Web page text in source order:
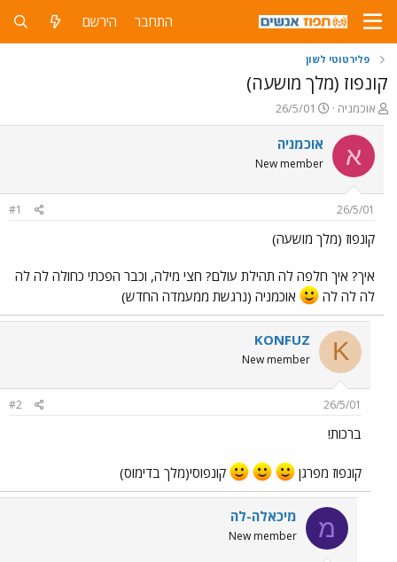
התחבר הירשם
פלירטוטי לשון
קונפוז (מלך מושעה)
פ
ו
ת
ח
ה
ש
א
אוכמניה
פ
ו
ר
ם
ר
ך
26/5/01
א אוכמניה
New member
26/5/01
#1
קונפוז (מלך מושעה)
איך? איך חלפה לה תהילת עולם? חצי מילה, וכבר הפכתי כחולה לה לה
לה לה לה
אוכמניה (נרגשת ממעמדה החדש)
K
KONFUZ
New member
26/5/01
#2
ברכות!
קונפוז מפרגן קונפוסי(מלך בדימוס)
מ מיכאלה-לה
New member